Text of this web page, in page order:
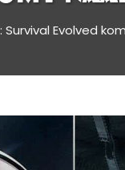
Survival Evolved